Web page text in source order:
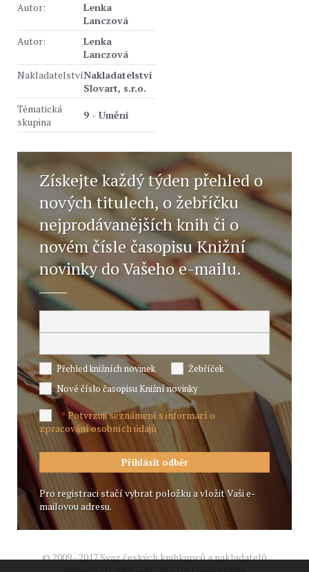
Autor:
Lenka
Lanczová
Autor:
Lenka
Lanczová
NakladatelstvíNakladatelství
Slovart, s.r.o.
Tématická
skupina
9 - Umění
Získejte každý týden přehled o
nových titulech, o žebříčku
nejprodávanějších knih či o
novém čísle časopisu Knižní
novinky do Vašeho e-mailu.
Přehled knižních novinek
Žebříček
Nové číslo časopisu Knižní novinky
*Potvrzuji seznámení s informací o
zpracování osobních údajů
Pro registraci stačí vybrat položku a vložit Vaši e-
mailovou adresu.
© 2009 - 2017 Svaz českých knihkupců a nakladatelů